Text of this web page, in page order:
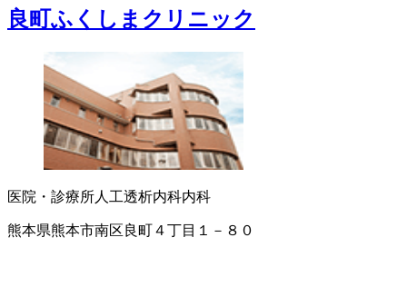
良町ふくしまクリニック
医院・診療所人工透析内科内科
熊本県熊本市南区良町４丁目１－８０